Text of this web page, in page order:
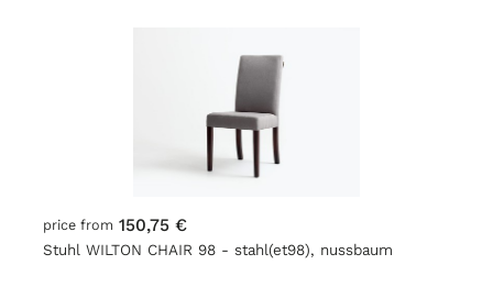
price from 150,75 €
Stuhl WILTON CHAIR 98 - stahl(et98), nussbaum